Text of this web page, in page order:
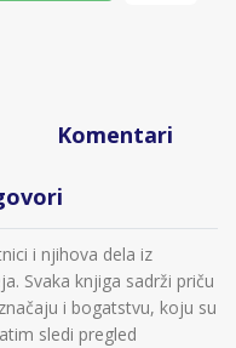
Komentari
i njihova dela iz
Svaka knjiga sadrži priču
i bogatstvu, koju su
sledi pregled